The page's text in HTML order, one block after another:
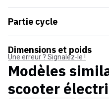
Partie cycle
Dimensions et poids
Une erreur ? Signalez-le !
Modèles
scooter